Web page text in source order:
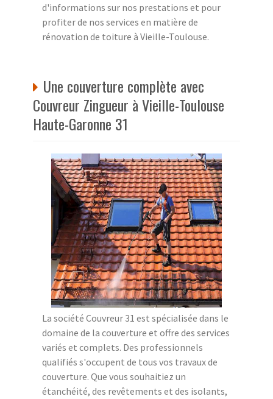
d'informations sur nos prestations et pour
profiter de nos services en matière de
rénovation de toiture à Vieille-Toulouse.
Une couverture complète avec
Couvreur Zingueur à Vieille-Toulouse
Haute-Garonne 31
La société Couvreur 31 est spécialisée dans le
domaine de la couverture et offre des services
variés et complets. Des professionnels
qualifiés s'occupent de tous vos travaux de
couverture. Que vous souhaitiez un
étanchéité, des revêtements et des isolants,